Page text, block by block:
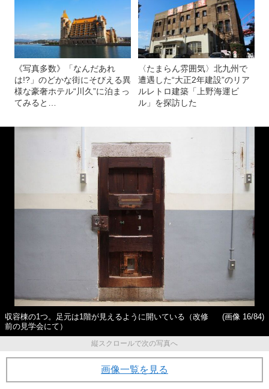
《写真多数》「なんだあれ
は!?」のどかな街にそびえる異
様な豪奢ホテル“川久”に泊まっ
てみると…
〈たまらん雰囲気〉北九州で
遭遇した“大正2年建設”のリア
ルレトロ建築「上野海運ビ
ル」を探訪した
収容棟の1つ。足元は1階が見えるように開いている（改修
前の見学会にて）
(画像 16/84)
縦スクロールで次の写真へ
画像一覧を見る